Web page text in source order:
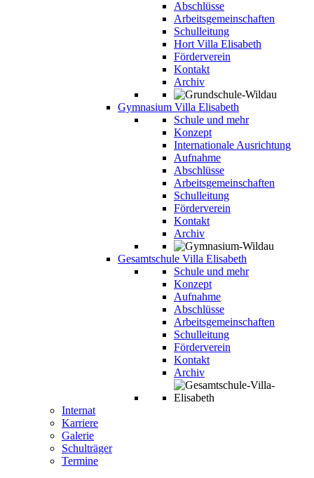
Abschlüsse
Arbeitsgemeinschaften
Schulleitung
Hort Villa Elisabeth
Förderverein
Kontakt
Archiv
Gymnasium Villa Elisabeth
Schule und mehr
Konzept
Internationale Ausrichtung
Aufnahme
Abschlüsse
Arbeitsgemeinschaften
Schulleitung
Förderverein
Kontakt
Archiv
Gesamtschule Villa Elisabeth
Schule und mehr
Konzept
Aufnahme
Abschlüsse
Arbeitsgemeinschaften
Schulleitung
Förderverein
Kontakt
Archiv
Internat
Karriere
Galerie
Schulträger
Termine